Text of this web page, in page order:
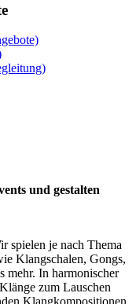
und gestalten
spielen je nach Thema
Klangschalen, Gongs,
mehr. In harmonischer
zum Lauschen